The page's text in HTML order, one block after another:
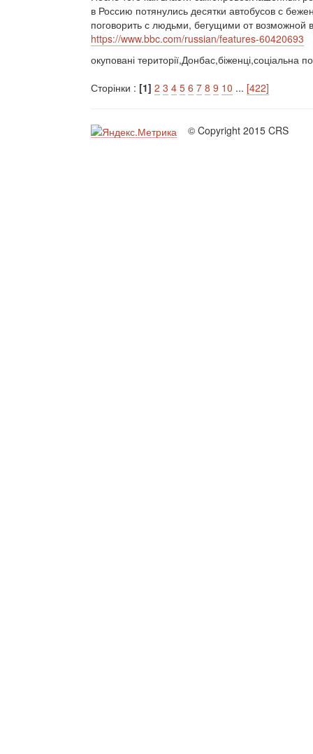
в Россию потянулись десятки автобусов с
поговорить с людьми, бегущими от возможной
https://www.bbc.com/russian/features-60420693
окуповані території,Донбас,біженці,соціальна
Сторінки : [1] 2 3 4 5 6 7 8 9 10 ... [422]
© Copyright 2015 CRS